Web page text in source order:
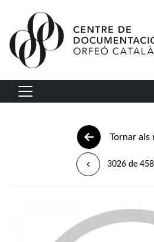
Vés al contingut
Navegació principal
Tornar als
3026 de